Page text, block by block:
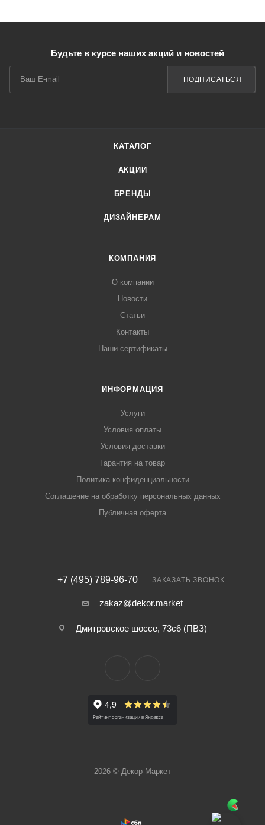
Будьте в курсе наших акций и новостей
ПОДПИСАТЬСЯ
КАТАЛОГ
АКЦИИ
БРЕНДЫ
ДИЗАЙНЕРАМ
КОМПАНИЯ
О компании
Новости
Статьи
Контакты
Наши сертификаты
ИНФОРМАЦИЯ
Услуги
Условия оплаты
Условия доставки
Гарантия на товар
Политика конфиденциальности
Соглашение на обработку персональных данных
Публичная оферта
+7 (495) 789-96-70 ЗАКАЗАТЬ ЗВОНОК
zakaz@dekor.market
Дмитровское шоссе, 73с6 (ПВЗ)
2026 © Декор-Маркет